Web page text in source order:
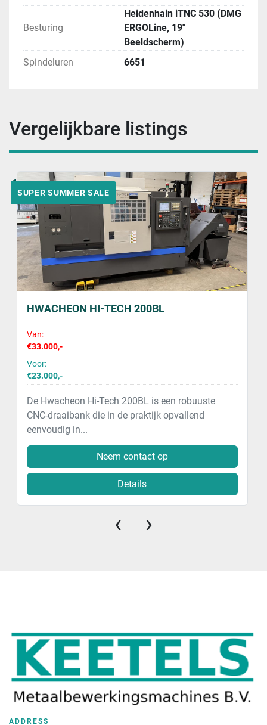
Besturing
Heidenhain iTNC 530 (DMG
ERGOLine, 19"
Beeldscherm)
Spindeluren
6651
Vergelijkbare listings
SUPER SUMMER SALE
HWACHEON HI-TECH 200BL
Van:
€33.000,-
Voor:
€23.000,-
De Hwacheon Hi-Tech 200BL is een robuuste
CNC-draaibank die in de praktijk opvallend
eenvoudig in...
Neem contact op
Details
‹ ›
ADDRESS